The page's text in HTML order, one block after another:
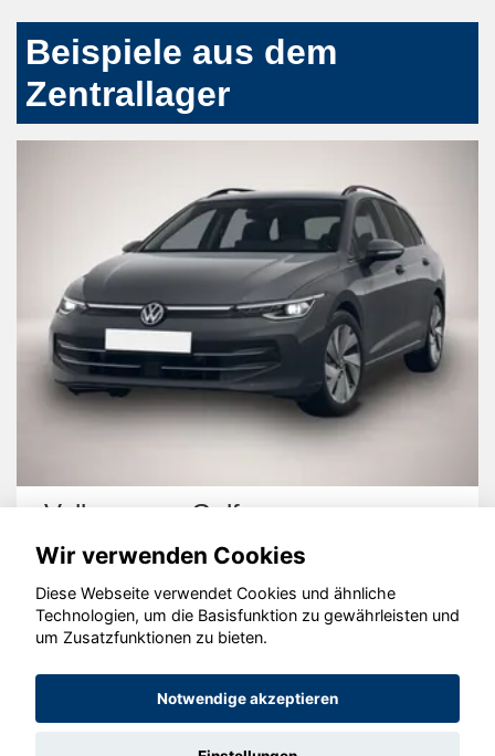
Beispiele aus dem
Zentrallager
Volkswagen Golf
© konjunkturmotor.de GmbH 2020 - 2026
Wir verwenden Cookies
Diese Webseite verwendet Cookies und ähnliche
Technologien, um die Basisfunktion zu gewährleisten und
um Zusatzfunktionen zu bieten.
Notwendige akzeptieren